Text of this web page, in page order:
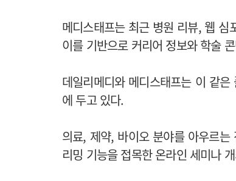
메디스태프는 최근 병원 리뷰, 웹 심
이를 기반으로 커리어 정보와 학술
데일리메디와 메디스태프는 이 같
에 두고 있다.
의료, 제약, 바이오 분야를 아우르
리밍 기능을 접목한 온라인 세미나